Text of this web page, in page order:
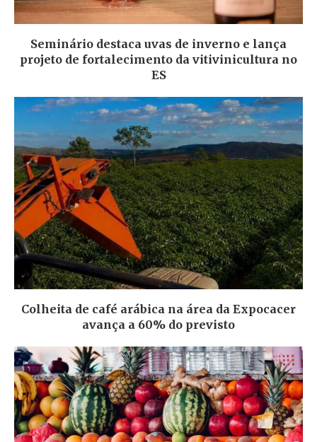
Seminário destaca uvas de inverno e lança
projeto de fortalecimento da vitivinicultura no
ES
Colheita de café arábica na área da Expocacer
avança a 60% do previsto